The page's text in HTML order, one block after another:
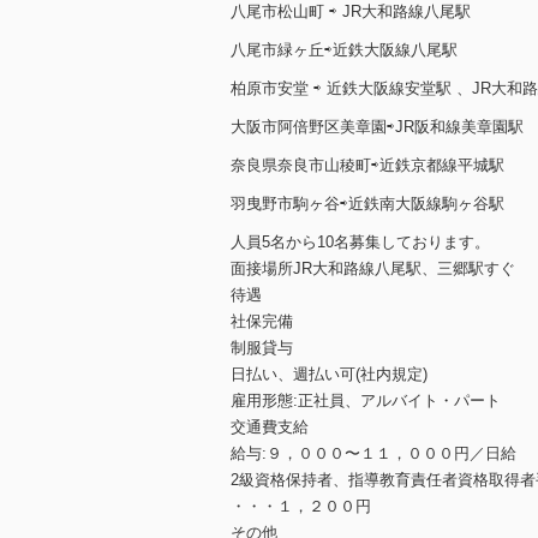
八尾市松山町 ⇨ JR大和路線八尾駅
八尾市緑ヶ丘⇨近鉄大阪線八尾駅
柏原市安堂 ⇨ 近鉄大阪線安堂駅 、JR大和
大阪市阿倍野区美章園⇨JR阪和線美章園駅
奈良県奈良市山稜町⇨近鉄京都線平城駅
羽曳野市駒ヶ谷⇨近鉄南大阪線駒ヶ谷駅
人員5名から10名募集しております。
面接場所JR大和路線八尾駅、三郷駅すぐ
待遇
社保完備
制服貸与
日払い、週払い可(社内規定)
雇用形態:正社員、アルバイト・パート
交通費支給
給与:９，０００〜１１，０００円／日給
2級資格保持者、指導教育責任者資格取得者
・・・１，２００円
その他